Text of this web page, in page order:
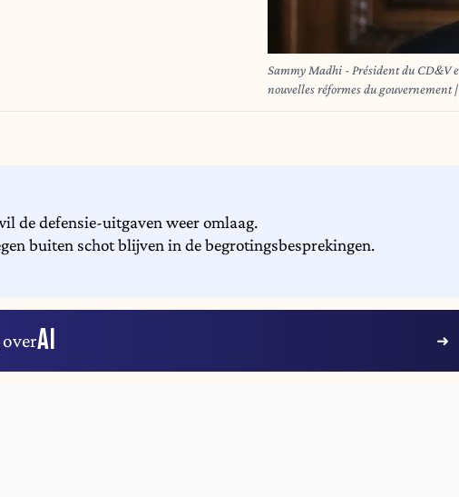
Sammy Madhi - Président du CD&V
nouvelles réformes du
ahead of discussions on the
de defensie-uitgaven weer omlaag.
buiten schot blijven in de begrotingsbesprekingen.
AI